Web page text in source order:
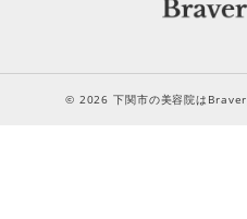
© 2026 下関市の美容院は